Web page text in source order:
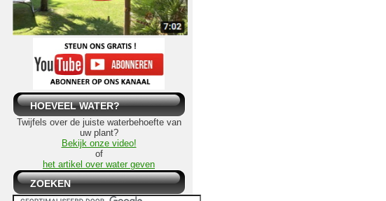
HOEVEEL WATER?
Twijfels over de juiste waterbehoefte van
uw plant?
Bekijk onze video!
of
het artikel over water geven
ZOEKEN